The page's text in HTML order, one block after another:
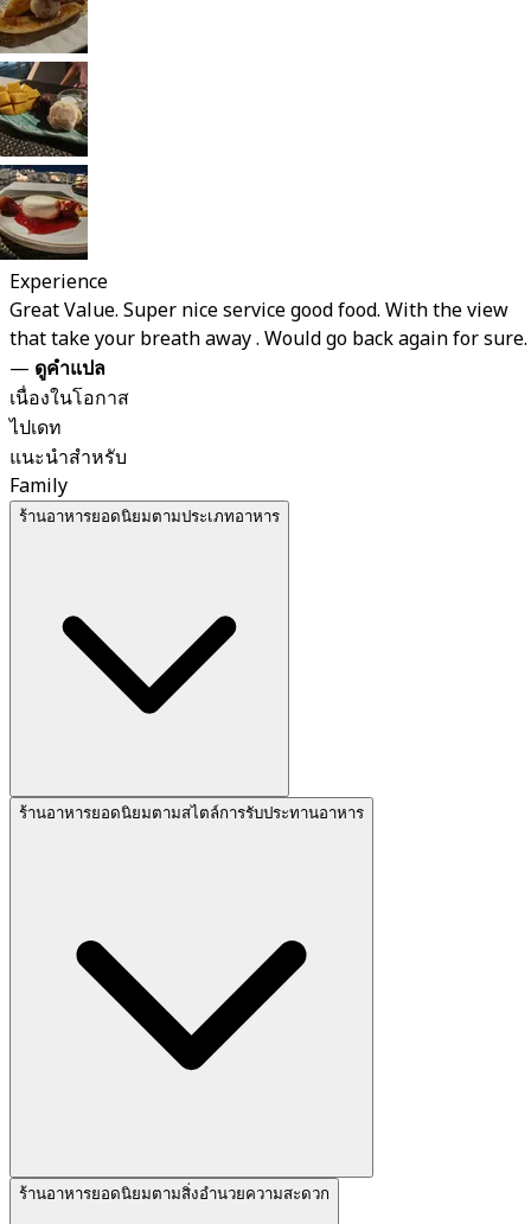
Experience
Great Value. Super nice service good food. With the view
that take your breath away . Would go back again for sure.
— ดูคำแปล
เนื่องในโอกาส
ไปเดท
แนะนำสำหรับ
Family
ร้านอาหารยอดนิยมตามประเภทอาหาร
ร้านอาหารยอดนิยมตามสไตล์การรับประทานอาหาร
ร้านอาหารยอดนิยมตามสิ่งอำนวยความสะดวก